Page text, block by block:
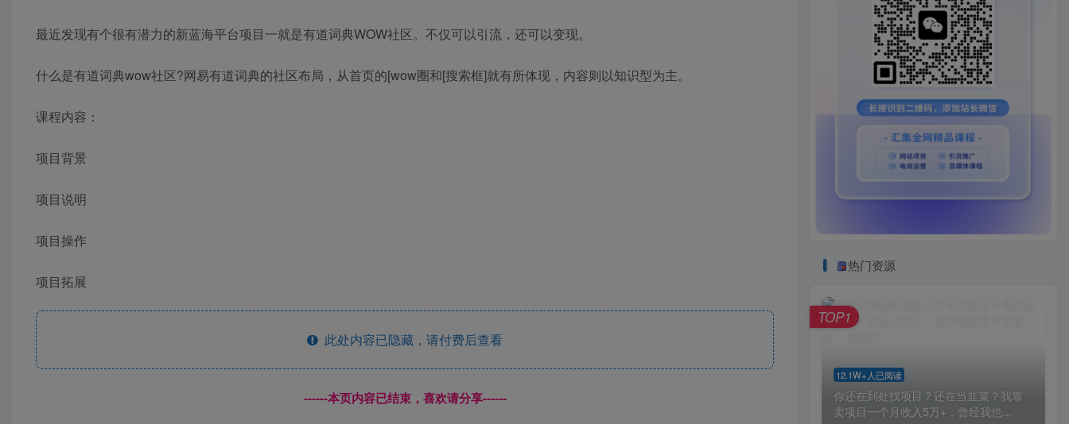
最近发现有个很有潜力的新蓝海平台项目一就是有道词典WOW社区。不仅可以引流，还可以变现。
什么是有道词典wow社区?网易有道词典的社区布局，从首页的[wow圈和[搜索框]就有所体现，内容则以知识型为主。
课程内容：
项目背景
项目说明
项目操作
项目拓展
此处内容已隐藏，请付费后查看
------本页内容已结束，喜欢请分享------
热门资源
12.1W+人已阅读
你还在到处找项目？还在当韭菜？我靠
卖项目一个月收入5万+，曾经我也...
TOP1